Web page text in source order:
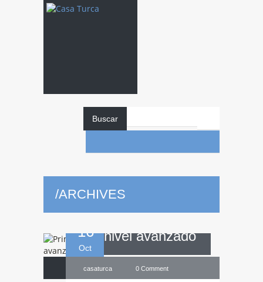
Buscar
/ARCHIVES
16
Oct
Primertaller de
cocina turca de
nivel avanzado
casaturca 0 Comment